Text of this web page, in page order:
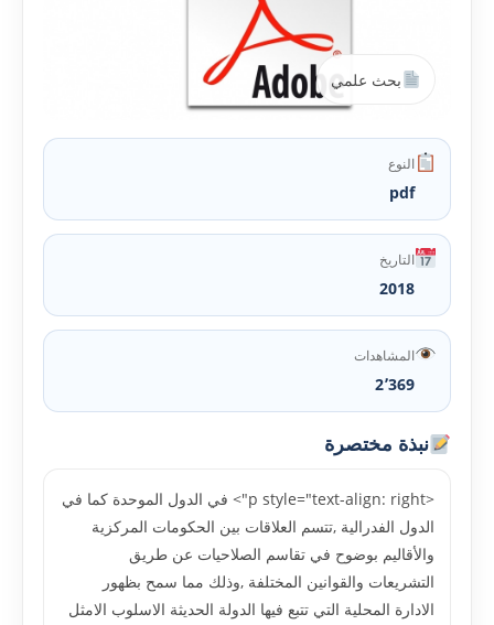
بحث علمي
النوع
pdf
التاريخ
2018
المشاهدات
2٬369
نبذة مختصرة
<p style="text-align: right"> في الدول الموحدة كما في
الدول الفدرالية ,تتسم العلاقات بين الحكومات المركزية
والأقاليم بوضوح في تقاسم الصلاحيات عن طريق
التشريعات والقوانين المختلفة ,وذلك مما سمح بظهور
الادارة المحلية التي تتبع فيها الدولة الحديثة الاسلوب الامثل